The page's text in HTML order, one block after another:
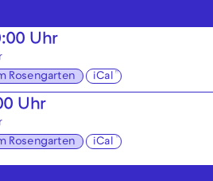
Uhr
Rosengarten iCal
Uhr
Rosengarten iCal